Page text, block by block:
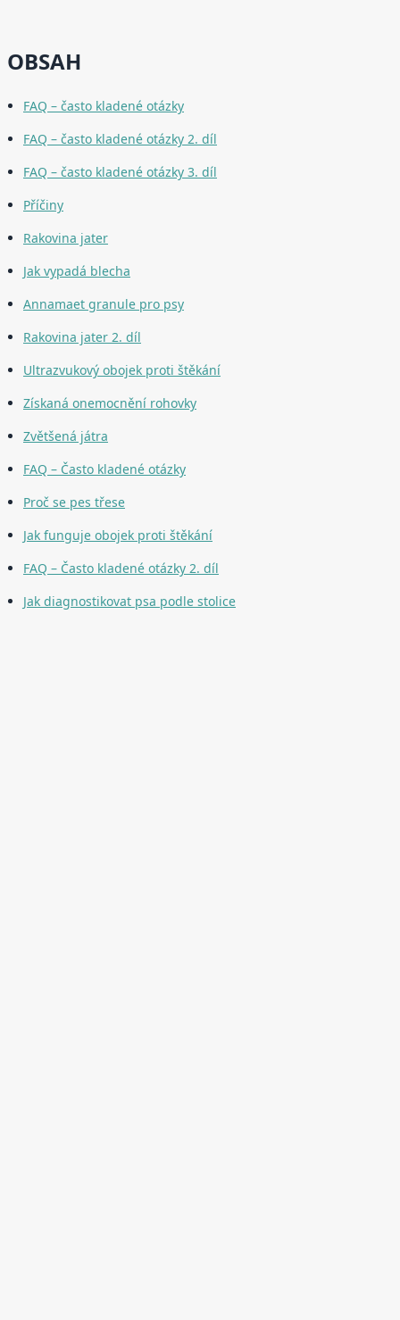
OBSAH
FAQ – často kladené otázky
FAQ – často kladené otázky 2. díl
FAQ – často kladené otázky 3. díl
Příčiny
Rakovina jater
Jak vypadá blecha
Annamaet granule pro psy
Rakovina jater 2. díl
Ultrazvukový obojek proti štěkání
Získaná onemocnění rohovky
Zvětšená játra
FAQ – Často kladené otázky
Proč se pes třese
Jak funguje obojek proti štěkání
FAQ – Často kladené otázky 2. díl
Jak diagnostikovat psa podle stolice